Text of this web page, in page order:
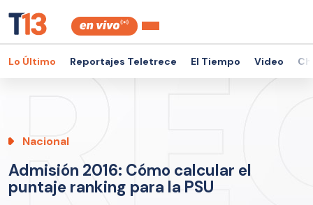
Lo Último Reportajes Teletrece El Tiempo Video
Nacional
Admisión 2016: Cómo calcular el
puntaje ranking para la PSU